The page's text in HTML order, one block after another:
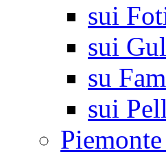
sui
sui
su
sui